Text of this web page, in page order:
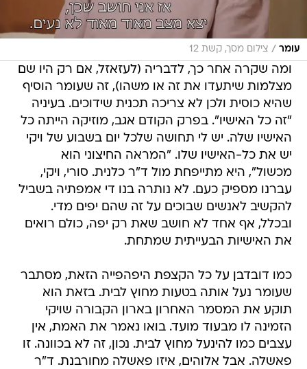
עומר / צילום מסך, קשת 12
ומה שקרה אחר כך, לדבריה (לעזאזל, אם רק היו שם
מצלמות שיתעדו את זה או משהו), זה שעומר הוסיף
שהיא כוסית ולכן לא צריכה תכנית שידוכים. בעיניה
"זה כל האישיו". בפרק הקודם אגב, מוזיקה הייתה כל
האישיו שלה. יש לי תחושה שלכל יום בשבוע של ויקי
יש את כל-האישיו שלו. "המראה החיצוני הוא
מכשול", היא מתייפחת מול ד"ר כלנית. סורי, ויקי,
עברנו מספיק כעם. לא נותרה בנו די אמפתיה בשביל
להקשיב לאנשים שבוכים על זה שהם יפים מדי.
ובכלל, אף אחד לא חושב שאת רק יפה, כולם רואים
את האישיות הבעייתית שמתחת.
כמו דובדבן על כל הקצפת היפהפייה הזאת, מסתבר
שעומר נעל אותה בטעות מחוץ לבית. בזאת הוא
תוקע את המסמר האחרון בארון הקבורה שויקי
הזמינה לו מבעוד מועד. בואו נאמר את האמת, אין
עצבים כמו להינעל מחוץ לבית. נכון, זה לא בכוונה. זו
פאשלה. אבל אלוהים, איזו פאשלה מחורבנת. ד"ר